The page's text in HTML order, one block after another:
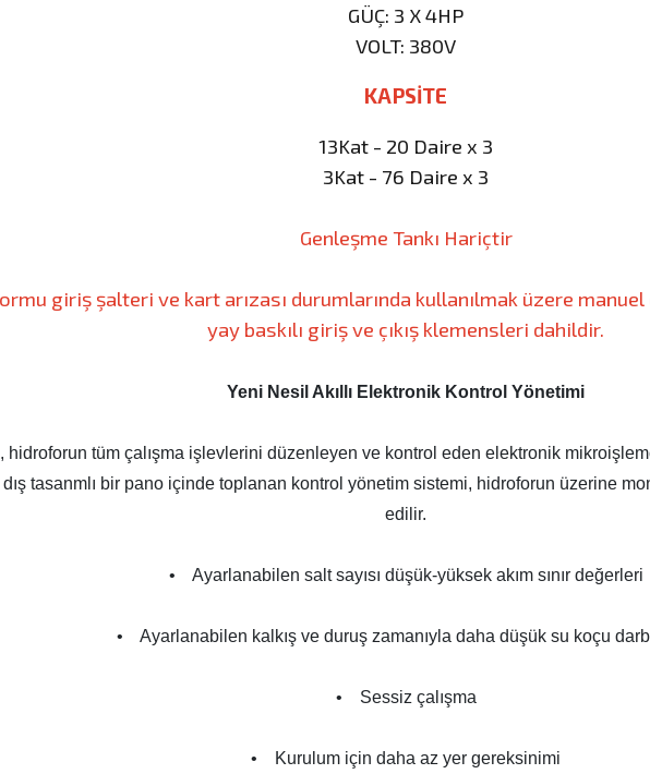
GÜÇ: 3 X 4HP
VOLT: 380V
KAPSİTE
13Kat - 20 Daire x 3
3Kat - 76 Daire x 3
Genleşme Tankı Hariçtir
giriş şalteri ve kart arızası durumlarında kullanılmak üzere
yay baskılı giriş ve çıkış klemensleri dahildir.
Yeni Nesil Akıllı Elektronik Kontrol Yönetimi
hidroforun tüm çalışma işlevlerini düzenleyen ve kontrol eden elektronik
tasanmlı bir pano içinde toplanan kontrol yönetim sistemi, hidroforun üzerine
edilir.
• Ayarlanabilen salt sayısı düşük-yüksek akım sınır değerleri
• Ayarlanabilen kalkış ve duruş zamanıyla daha düşük su koçu
• Sessiz çalışma
• Kurulum için daha az yer gereksinimi